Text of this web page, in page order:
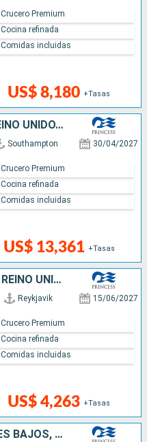
US$ 8,180 +Tasas
Crucero Premium
Cocina refinada
Comidas incluidas
ESPAÑA, FRANCIA, ITALIA, REINO UNIDO, BÉLGICA, PAISES BAJOS, ALEMANIA, POLONIA, SUECIA, FINLANDIA, ESTONIA, DINAMARCA, NORUEGA, ISLANDIA
Southampton 30/04/2027
US$ 13,361 +Tasas
Crucero Premium
Cocina refinada
Comidas incluidas
BÉLGICA, CANADÁ, IRLANDA, REINO UNIDO, PAISES BAJOS, ALEMANIA, DINAMARCA, NORUEGA, ISLANDIA
Reykjavik 15/06/2027
US$ 4,263 +Tasas
Crucero Premium
Cocina refinada
Comidas incluidas
REINO UNIDO, BÉLGICA, PAISES BAJOS, NORUEGA, DINAMARCA